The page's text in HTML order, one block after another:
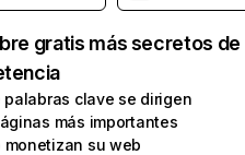
gratis más secretos de
palabras clave se dirigen
más importantes
monetizan su web